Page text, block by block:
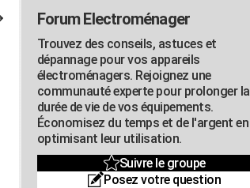
Forum Electroménager
Trouvez des conseils, astuces et
dépannage pour vos appareils
électroménagers. Rejoignez une
communauté experte pour prolonger la
durée de vie de vos équipements.
Économisez du temps et de l'argent en
optimisant leur utilisation.
Suivre le groupe
Posez votre question